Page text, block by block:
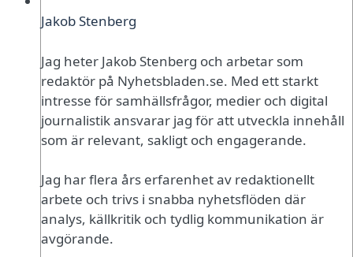
Jakob Stenberg
Jag heter Jakob Stenberg och arbetar som
redaktör på Nyhetsbladen.se. Med ett starkt
intresse för samhällsfrågor, medier och digital
journalistik ansvarar jag för att utveckla innehåll
som är relevant, sakligt och engagerande.
Jag har flera års erfarenhet av redaktionellt
arbete och trivs i snabba nyhetsflöden där
analys, källkritik och tydlig kommunikation är
avgörande.